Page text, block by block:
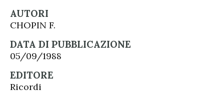
AUTORI
CHOPIN F.
DATA DI PUBBLICAZIONE
05/09/1988
EDITORE
Ricordi